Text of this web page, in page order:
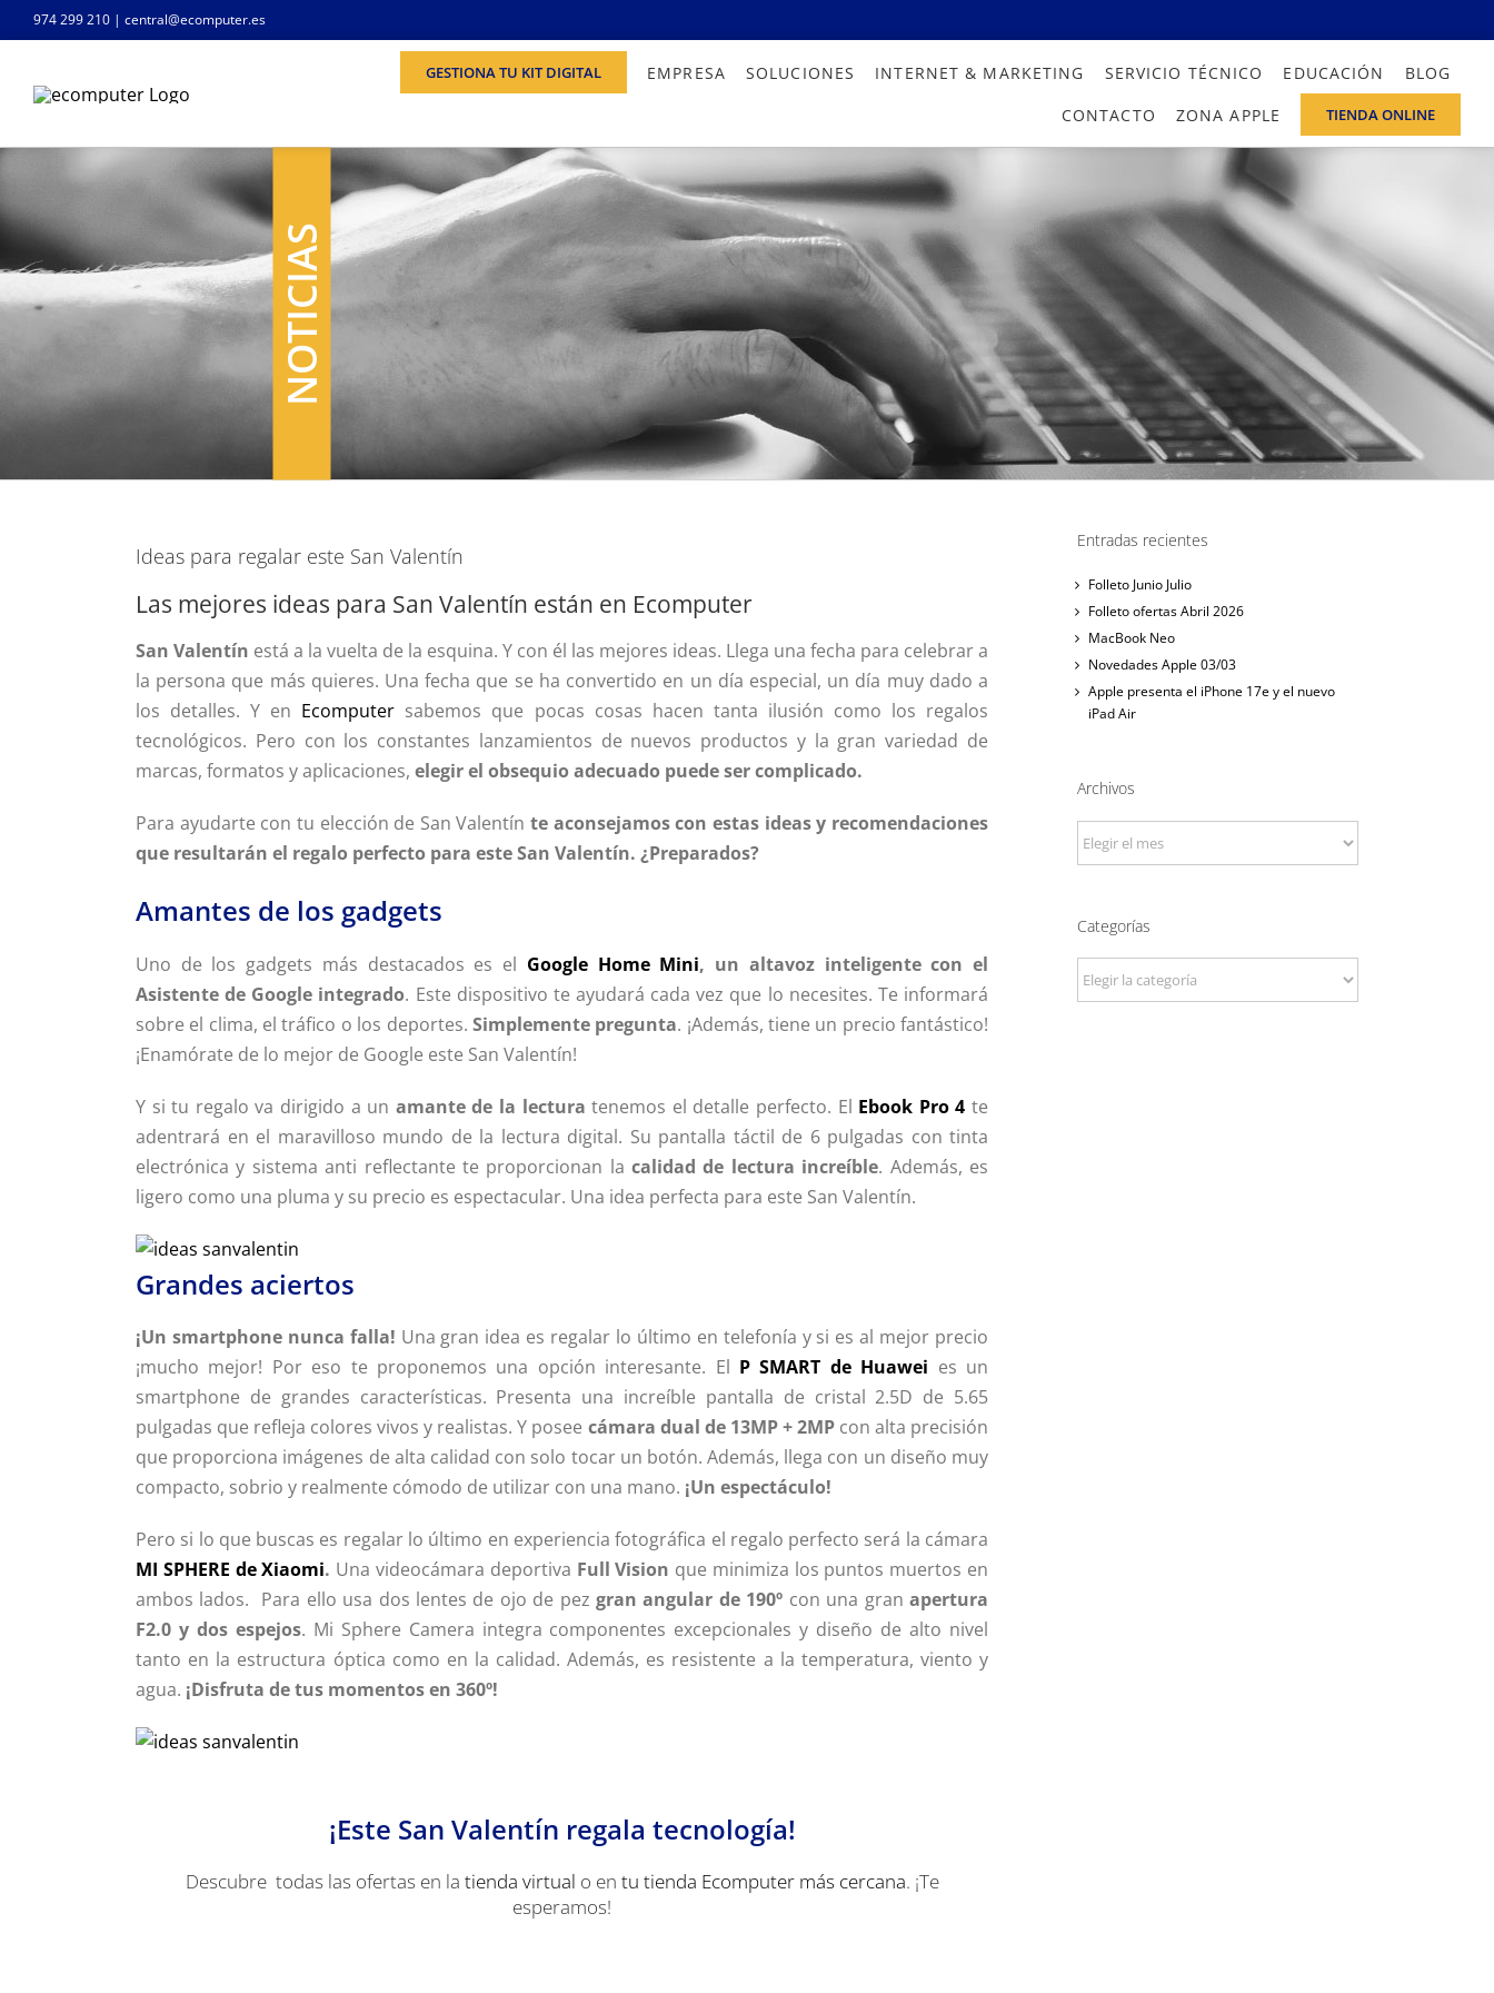
Saltar
al
974 299 210| central@ecomputer.es
GESTIONA TU KIT DIGITAL EMPRESA SOLUCIONES INTERNET & MARKETING SERVICIO TÉCNICO EDUCACIÓN
BLOG
CONTACTO
ZONA APPLE TIENDA ONLINE
NOTICIAS
imagen
grande
Ideas para regalar este San Valentín
Las mejores ideas para San Valentín están en Ecomputer
San Valentín está a la vuelta de la esquina. Y con él las mejores ideas. Llega una fecha para celebrar a
la persona que más quieres. Una fecha que se ha convertido en un día especial, un día muy dado a
los detalles. Y en Ecomputer sabemos que pocas cosas hacen tanta ilusión como los regalos
tecnológicos. Pero con los constantes lanzamientos de nuevos productos y la gran variedad de
marcas, formatos y aplicaciones, elegir el obsequio adecuado puede ser complicado.
Para ayudarte con tu elección de San Valentínte aconsejamos con estas ideas y recomendaciones
que resultarán el regalo perfecto para este San Valentín. ¿Preparados?
Amantes de los gadgets
Uno de los gadgets más destacados es el Google Home Mini, un altavoz inteligente con el
Asistente de Google integrado. Este dispositivo te ayudará cada vez que lo necesites. Te informará
sobre el clima, el tráfico o los deportes. Simplemente pregunta. ¡Además, tiene un precio fantástico!
¡Enamórate de lo mejor de Google este San Valentín!
Y si tu regalo va dirigido a un amante de la lectura tenemos el detalle perfecto. El Ebook Pro 4 te
adentrará en el maravilloso mundo de la lectura digital. Su pantalla táctil de 6 pulgadas con tinta
electrónica y sistema anti reflectante te proporcionan lacalidad de lectura increíble. Además, es
ligero como una pluma y su precio es espectacular. Una idea perfecta para este San Valentín.
Grandes aciertos
¡Un smartphone nunca falla! Una gran idea es regalar lo último en telefonía y si es al mejor precio
¡mucho mejor! Por eso te proponemos una opción interesante. El P SMART de Huawei es un
smartphone de grandes características. Presenta una increíble pantalla de cristal 2.5D de 5.65
pulgadas que refleja colores vivos y realistas. Y posee cámara dual de 13MP + 2MPcon alta precisión
que proporciona imágenes de alta calidad con solo tocar un botón. Además, llega con un diseño muy
compacto, sobrio y realmente cómodo de utilizar con una mano. ¡Un espectáculo!
Pero si lo que buscas es regalar lo último en experiencia fotográfica el regalo perfecto será la cámara
MI SPHERE de Xiaomi. Una videocámara deportiva Full Vision que minimiza los puntos muertos en
ambos lados. Para ello usa dos lentes de ojo de pezgran angular de 190º con una granapertura
F2.0 y dos espejos. Mi Sphere Camera integra componentes excepcionales y diseño de alto nivel
tanto en la estructura óptica como en la calidad. Además, es resistente a la temperatura, viento y
agua. ¡Disfruta de tus momentos en 360º!
¡Este San Valentín regala tecnología!
Descubre todas las ofertas en la tienda virtual o en tu tienda Ecomputer más cercana. ¡Te
esperamos!
Entradas recientes
Folleto Junio Julio
Folleto ofertas Abril 2026
MacBook Neo
Novedades Apple 03/03
Apple presenta el iPhone 17e y el nuevo
iPad Air
Archivos
Archivos
Categorías
Categorías